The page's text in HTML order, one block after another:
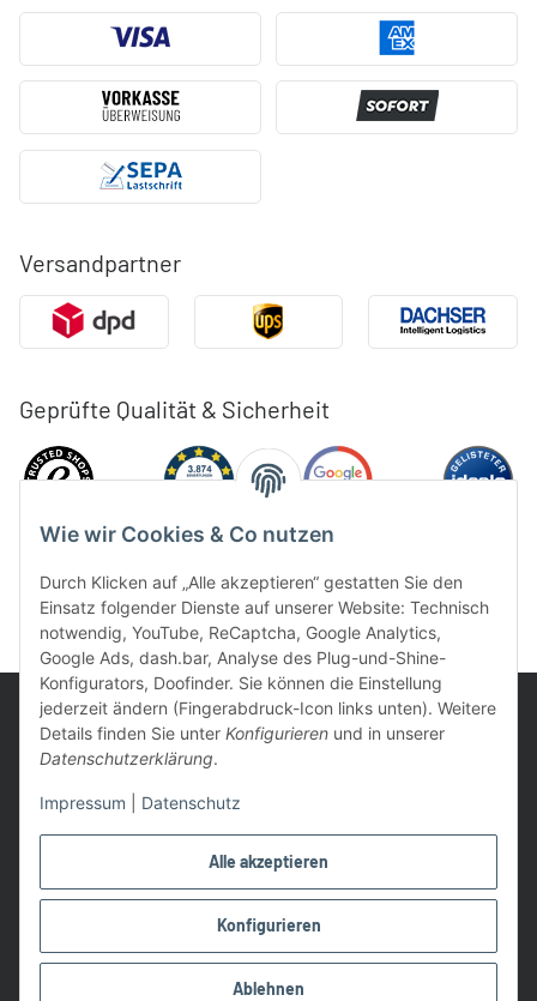
Alle akzeptieren
Konfigurieren
Ablehnen
Wie wir Cookies & Co nutzen
Durch Klicken auf „Alle akzeptieren“ gestatten Sie den
Einsatz folgender Dienste auf unserer Website: Technisch
notwendig, YouTube, ReCaptcha, Google Analytics,
Google Ads, dash.bar, Analyse des Plug-und-Shine-
Konfigurators, Doofinder. Sie können die Einstellung
jederzeit ändern (Fingerabdruck-Icon links unten). Weitere
Details finden Sie unter Konfigurieren und in unserer
Datenschutzerklärung.
Impressum Datenschutz
Versandpartner
Geprüfte Qualität & Sicherheit
UVP: Ist die unverbindliche Preisempfehlung des Herstellers für
* Gratis Versand ab 99 € innerhalb Deutschlands
getroffen, um sicherzustellen, dass es es sich um echte
Bewertungen handelt.
Alle Preise in €, inkl. 19% USt. und evtl. zzgl. Versandkosten